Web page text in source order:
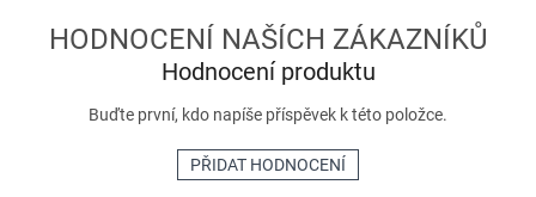
Hodnocení produktu
Buďte první, kdo napíše příspěvek k této položce.
PŘIDAT HODNOCENÍ